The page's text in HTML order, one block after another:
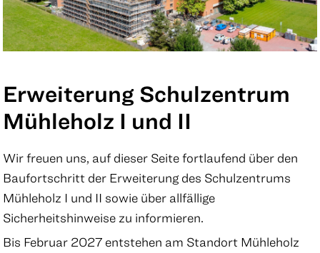
Erweiterung Schulzentrum
Mühleholz I und II
Wir freuen uns, auf dieser Seite fortlaufend über den
Baufortschritt der Erweiterung des Schulzentrums
Mühleholz I und II sowie über allfällige
Sicherheitshinweise zu informieren.
Bis Februar 2027 entstehen am Standort Mühleholz